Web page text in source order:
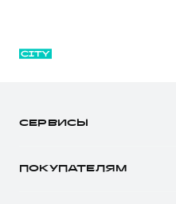
СЕРВИСЫ
ПОКУПАТЕЛЯМ